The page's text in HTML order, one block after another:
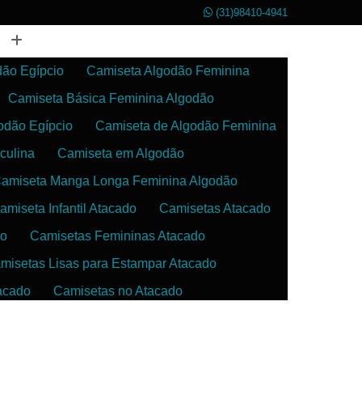
(31)98410-4941
Egípcio
Camiseta Algodão Feminina
Camiseta Básica Feminina Algodão
Egípcio
Camiseta de Algodão Feminina
Camiseta em Algodão
Manga Longa Feminina Algodão
Infantil Atacado
Camisetas Atacado
Camisetas Femininas Atacado
Lisas para Estampar Atacado
Camisetas no Atacado